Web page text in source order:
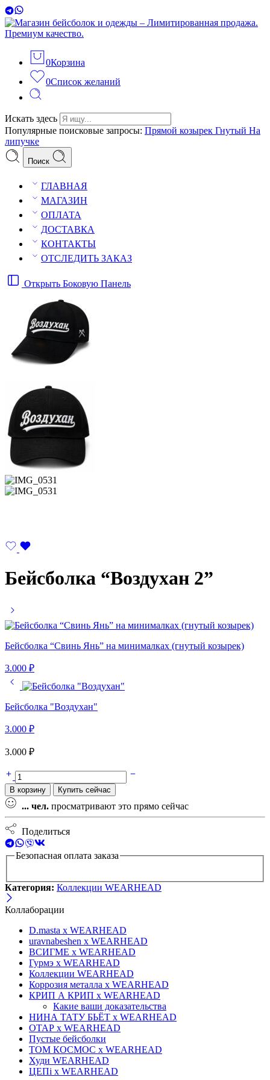
0Корзина
0Список желаний
Искать здесь
Популярные поисковые запросы: Прямой козырек Гнутый На
липучке
Поиск
ГЛАВНАЯ
МАГАЗИН
ОПЛАТА
ДОСТАВКА
КОНТАКТЫ
ОТСЛЕДИТЬ ЗАКАЗ
Открыть Боковую Панель
Бейсболка “Воздухан 2”
Бейсболка “Свинь Янь” на минималках (гнутый козырек)
3.000 ₽
Бейсболка "Воздухан"
3.000 ₽
3.000 ₽
Бейсболка
"Воздухан
2"
количество
В корзину Купить сейчас
... чел. просматривают это прямо сейчас
Поделиться
Безопасная оплата заказа
Категория: Коллекции WEARHEAD
Коллаборации
D.masta x WEARHEAD
uravnabeshen x WEARHEAD
ВСИГМЕ x WEARHEAD
Гурмэ x WEARHEAD
Коллекции WEARHEAD
Коррозия металла x WEARHEAD
КРИП А КРИП x WEARHEAD
Какие ваши доказательства
НИНА ТАТУ БЬЁТ x WEARHEAD
ОТАР х WEARHEAD
Пустые бейсболки
ТОМ КОСМОС x WEARHEAD
Худи WEARHEAD
ЦЕПi x WEARHEAD